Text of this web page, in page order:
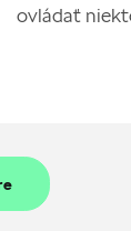
ovládať